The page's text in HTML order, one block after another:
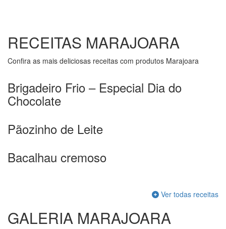
RECEITAS MARAJOARA
Confira as mais deliciosas receitas com produtos Marajoara
Brigadeiro Frio – Especial Dia do
Chocolate
Pãozinho de Leite
Bacalhau cremoso
Ver todas receitas
GALERIA MARAJOARA